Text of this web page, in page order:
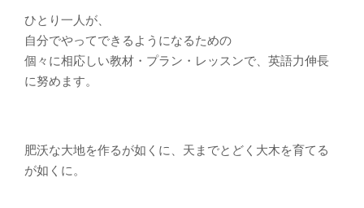
ひとり一人が、
自分でやってできるようになるための
個々に相応しい教材・プラン・レッスンで、英語力伸長
に努めます。
肥沃な大地を作るが如くに、天までとどく大木を育てる
が如くに。